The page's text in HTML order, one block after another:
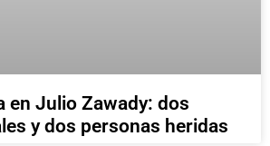
en Julio Zawady: dos
y dos personas heridas